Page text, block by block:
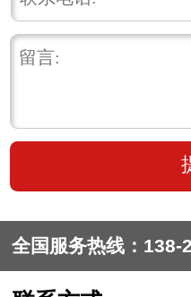
全国服务热线： 138-